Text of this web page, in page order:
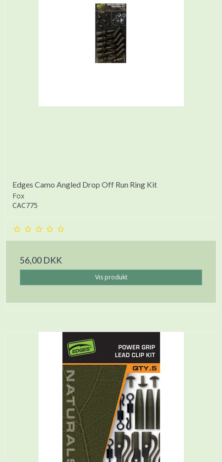
Edges Camo Angled Drop Off Run Ring Kit
Fox
CAC775
56,00 DKK
Vis produkt